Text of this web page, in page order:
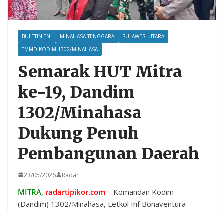
BULETIN TNI MINAHASA TENGGARA
SULAWESI UTARA
TMMD KODIM 1302/MINAHASA
Semarak HUT Mitra
ke-19, Dandim
1302/Minahasa
Dukung Penuh
Pembangunan Daerah
23/05/2026 Radar
MITRA, radartipikor.com – Komandan Kodim
(Dandim) 1302/Minahasa, Letkol Inf Bonaventura